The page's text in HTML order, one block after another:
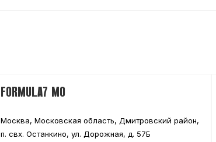
FORMULA7 МО
Москва, Московская область, Дмитровский район,
п. свх. Останкино, ул. Дорожная, д. 57Б